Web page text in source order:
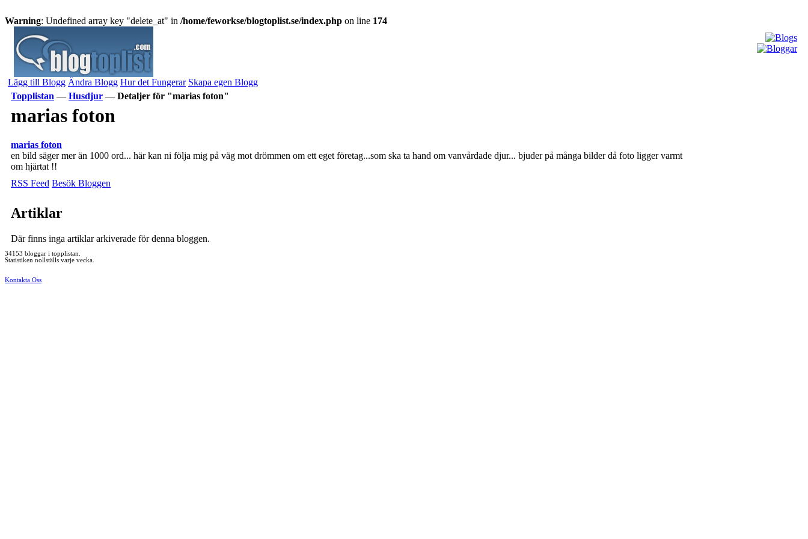
Warning: Undefined array key "delete_at" in /home/feworkse/blogtoplist.se/index.php on line 174
Lägg till Blogg Ändra Blogg Hur det Fungerar Skapa egen Blogg
Topplistan — Husdjur — Detaljer för "marias foton"
marias foton
marias foton
en bild säger mer än 1000 ord... här kan ni följa mig på väg mot drömmen om ett eget företag...som ska ta hand om vanvårdade djur... bjuder på många bilder då foto ligger varmt
om hjärtat !!
RSS Feed Besök Bloggen
Artiklar
Där finns inga artiklar arkiverade för denna bloggen.
34153 bloggar i topplistan.
Statistiken nollställs varje vecka.
Kontakta Oss